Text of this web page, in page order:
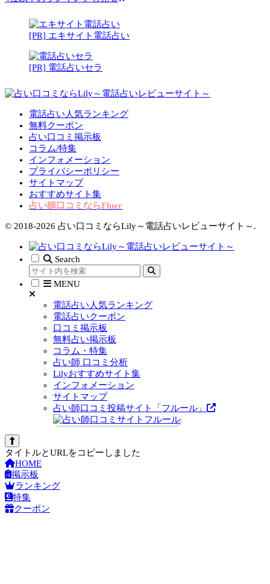
[PR] エキサイト電話占い
[PR] 電話占いセラ
電話占い人気ランキング
無料クーポン
占い口コミ掲示板
コラム/特集
インフォメーション
プライバシーポリシー
サイトマップ
おすすめサイト集
占い師口コミならFluer
© 2018-2026 占い口コミならLily～電話占いレビューサイト～.
Search
MENU
電話占い人気ランキング
電話占いクーポン
口コミ掲示板
無料占い掲示板
コラム・特集
占い師 口コミ分析
Lilyおすすめサイト集
インフォメーション
サイトマップ
占い師口コミ投稿サイト「フルール」
タイトルとURLをコピーしました
HOME
掲示板
ランキング
特集
クーポン